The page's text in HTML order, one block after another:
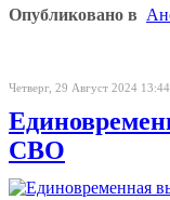
Опубликовано в
Четверг, 29 Август 2024 13:44
СВО